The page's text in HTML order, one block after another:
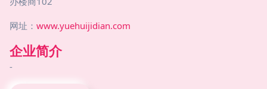
网址： www.yuehuijidian.com
企业简介
-